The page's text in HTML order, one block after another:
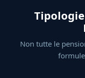
Non tutte le